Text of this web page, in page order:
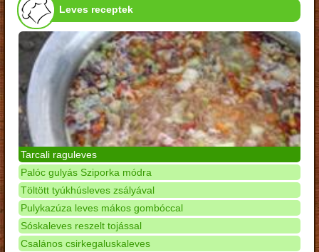
Leves receptek
Tarcali raguleves
Palóc gulyás Sziporka módra
Töltött tyúkhúsleves zsályával
Pulykazúza leves mákos gombóccal
Sóskaleves reszelt tojással
Csalános csirkegaluskaleves